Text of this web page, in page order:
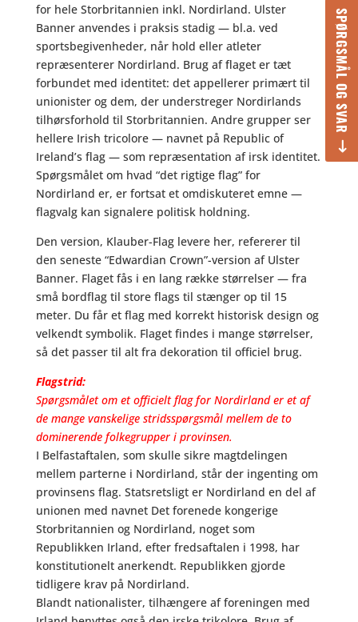
SPØRGSMÅL OG SVAR
for hele Storbritannien inkl. Nordirland. Ulster
Banner anvendes i praksis stadig — bl.a. ved
sportsbegivenheder, når hold eller atleter
repræsenterer Nordirland. Brug af flaget er tæt
forbundet med identitet: det appellerer primært til
unionister og dem, der understreger Nordirlands
tilhørsforhold til Storbritannien. Andre grupper ser
hellere Irish tricolore — navnet på Republic of
Ireland’s flag — som repræsentation af irsk identitet.
Spørgsmålet om hvad “det rigtige flag” for
Nordirland er, er fortsat et omdiskuteret emne —
flagvalg kan signalere politisk holdning.
Den version, Klauber-Flag levere her, refererer til
den seneste “Edwardian Crown”-version af Ulster
Banner. Flaget fås i en lang række størrelser — fra
små bordflag til store flags til stænger op til 15
meter. Du får et flag med korrekt historisk design og
velkendt symbolik. Flaget findes i mange størrelser,
så det passer til alt fra dekoration til officiel brug.
Flagstrid:
Spørgsmålet om et officielt flag for Nordirland er et af
de mange vanskelige stridsspørgsmål mellem de to
dominerende folkegrupper i provinsen.
I Belfastaftalen, som skulle sikre magtdelingen
mellem parterne i Nordirland, står der ingenting om
provinsens flag. Statsretsligt er Nordirland en del af
unionen med navnet Det forenede kongerige
Storbritannien og Nordirland, noget som
Republikken Irland, efter fredsaftalen i 1998, har
konstitutionelt anerkendt. Republikken gjorde
tidligere krav på Nordirland.
Blandt nationalister, tilhængere af foreningen med